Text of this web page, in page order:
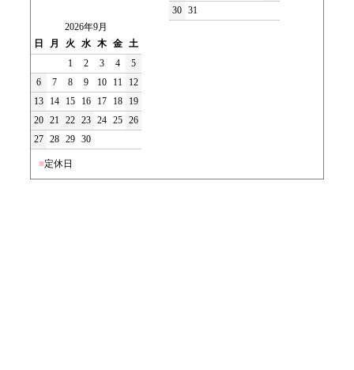
30 31
2026年9月
日
月 火 水 木 金 土
1
2 3 4
5
6
7 8 9 10 11
12
13
14 15 16 17 18
19
20 21 22 23 24 25 26
27 28 29 30
■定休日